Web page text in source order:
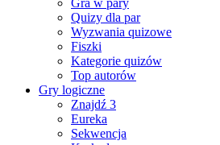
Quizy dla par
Wyzwania quizowe
Fiszki
Kategorie quizów
Top autorów
Gry logiczne
Znajdź 3
Eureka
Sekwencja